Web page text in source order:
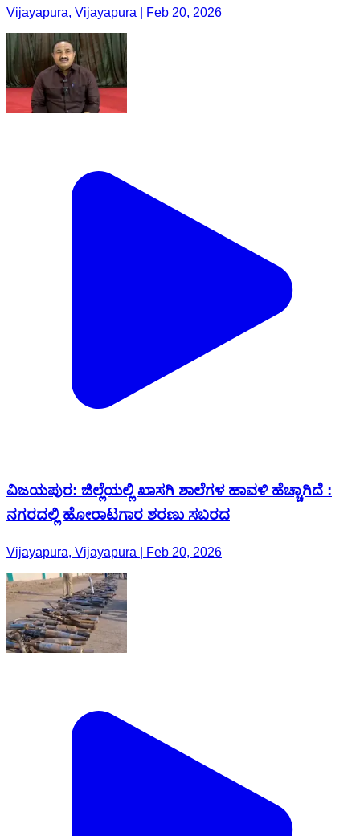
Vijayapura, Vijayapura | Feb 20, 2026
ವಿಜಯಪುರ: ಜಿಲ್ಲೆಯಲ್ಲಿ ಖಾಸಗಿ ಶಾಲೆಗಳ ಹಾವಳಿ ಹೆಚ್ಚಾಗಿದೆ :
ನಗರದಲ್ಲಿ‌ ಹೋರಾಟಗಾರ ಶರಣು ಸಬರದ
Vijayapura, Vijayapura | Feb 20, 2026